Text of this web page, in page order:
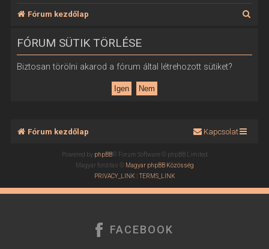
Fórum kezdőlap
FÓRUM SÜTIK TÖRLÉSE
Biztosan törölni akarod a fórum által létrehozott sütiket?
Fórum kezdőlap Kapcsolat
Powered by phpBB® Forum Software © phpBB Limited
Magyar fordítás © Magyar phpBB Közösség
PRIVACY_LINK |TERMS_LINK
FACEBOOK